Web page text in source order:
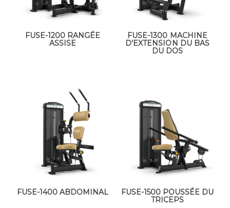
FUSE-1200 RANGÉE
ASSISE
FUSE-1300 MACHINE
D'EXTENSION DU BAS
DU DOS
FUSE-1400 ABDOMINAL
FUSE-1500 POUSSÉE DU
TRICEPS